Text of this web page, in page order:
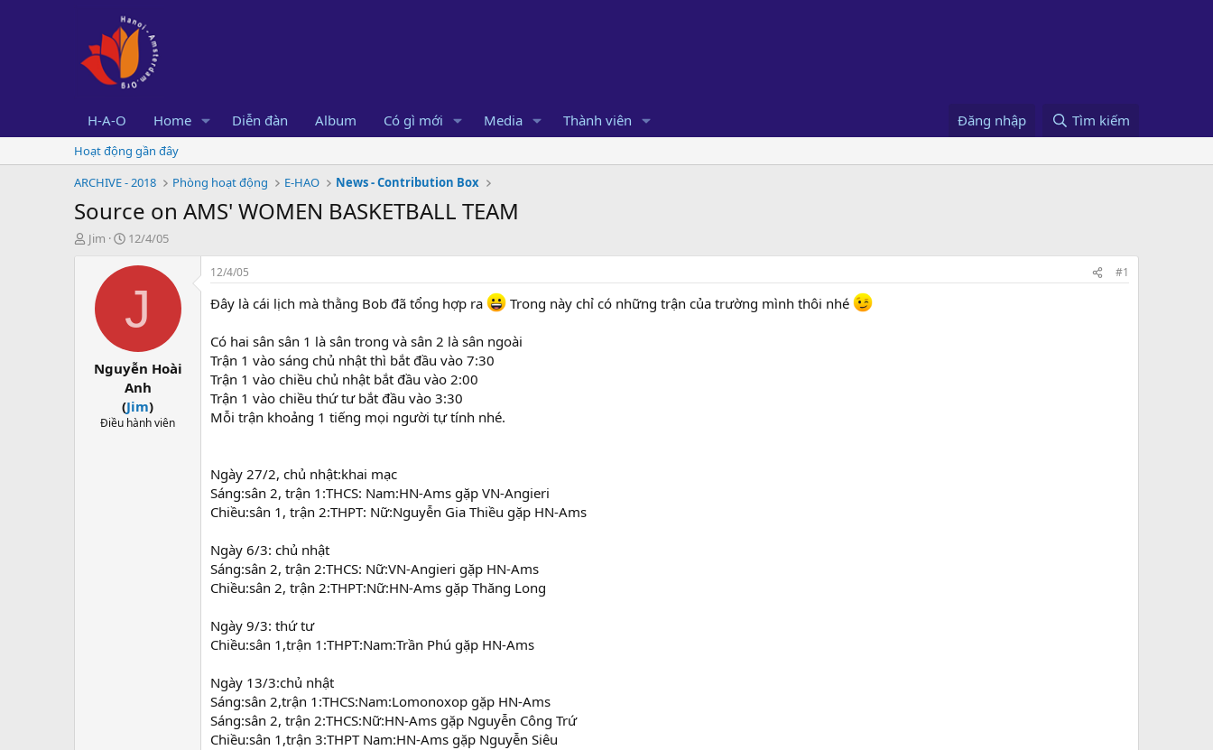
H-A-O Home Diễn đàn Album Có gì mới Media Thành viên Đăng nhập Tìm kiếm
Hoạt động gần đây
ARCHIVE - 2018
Phòng hoạt động E-HAO News - Contribution Box
Source on AMS' WOMEN BASKETBALL TEAM
B
Jim
N
à
ắ
đ
ầ
u
12/4/05
J
Nguyễn Hoài
Anh
(Jim)
Điều hành viên
12/4/05 #1
Đây là cái lịch mà thằng Bob đã tổng hợp ra Trong này chỉ có những trận của trường mình thôi nhé
Có hai sân sân 1 là sân trong và sân 2 là sân ngoài
Trận 1 vào sáng chủ nhật thì bắt đầu vào 7:30
Trận 1 vào chiều chủ nhật bắt đầu vào 2:00
Trận 1 vào chiều thứ tư bắt đầu vào 3:30
Mỗi trận khoảng 1 tiếng mọi người tự tính nhé.
Ngày 27/2, chủ nhật:khai mạc
Sáng:sân 2, trận 1:THCS: Nam:HN-Ams gặp VN-Angieri
Chiều:sân 1, trận 2:THPT: Nữ:Nguyễn Gia Thiều gặp HN-Ams
Ngày 6/3: chủ nhật
Sáng:sân 2, trận 2:THCS: Nữ:VN-Angieri gặp HN-Ams
Chiều:sân 2, trận 2:THPT:Nữ:HN-Ams gặp Thăng Long
Ngày 9/3: thứ tư
Chiều:sân 1,trận 1:THPT:Nam:Trần Phú gặp HN-Ams
Ngày 13/3:chủ nhật
Sáng:sân 2,trận 1:THCS:Nam:Lomonoxop gặp HN-Ams
Sáng:sân 2, trận 2:THCS:Nữ:HN-Ams gặp Nguyễn Công Trứ
Chiều:sân 1,trận 3:THPT Nam:HN-Ams gặp Nguyễn Siêu